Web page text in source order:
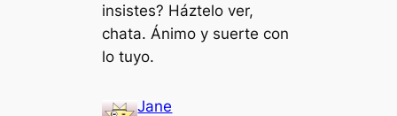
insistes? Háztelo ver,
chata. Ánimo y suerte con
lo tuyo.
Jane